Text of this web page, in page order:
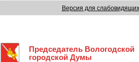
Версия для слабовидящих
Председатель Вологодской
городской Думы